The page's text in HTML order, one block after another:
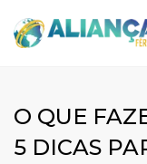
O QUE
5 DICAS